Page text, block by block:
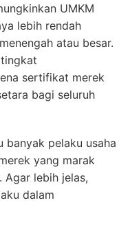
UMKM
lebih rendah
atau besar.
sertifikat merek
bagi seluruh
banyak pelaku usaha
yang marak
lebih jelas,
dalam